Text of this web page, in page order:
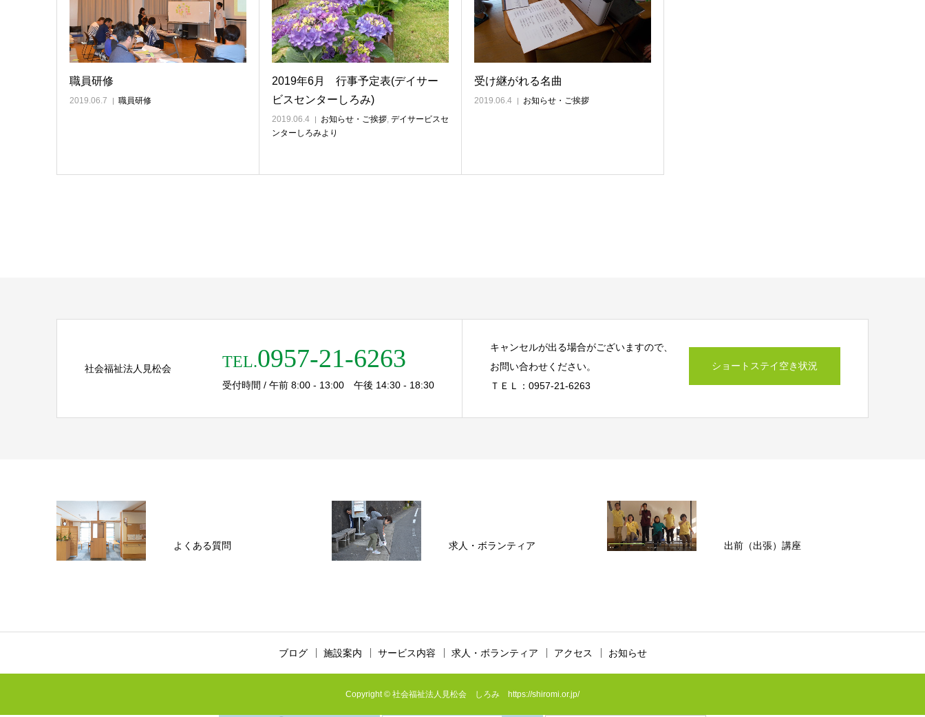
職員研修
2019.06.7 職員研修
2019年6月 行事予定表(デイサー
ビスセンターしろみ)
2019.06.4 お知らせ・ご挨拶, デイサービスセ
ンターしろみより
受け継がれる名曲
2019.06.4 お知らせ・ご挨拶
社会福祉法人見松会 TEL.0957-21-6263
受付時間 / 午前 8:00 - 13:00 午後 14:30 - 18:30
キャンセルが出る場合がございますので、
お問い合わせください。
ＴＥＬ：0957-21-6263
ショートステイ空き状況
よくある質問 求人・ボランティア 出前（出張）講座
ブログ 施設案内 サービス内容 求人・ボランティア アクセス お知らせ
Copyright © 社会福祉法人見松会 しろみ https://shiromi.or.jp/